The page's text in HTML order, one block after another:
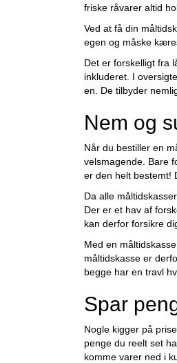
friske råvarer altid
Ved at få din
egen og måske
Det er forskelligt fra
inkluderet. I
en. De tilbyder
Nem og
Når du bestiller en
velsmagende. Bare
er den helt bestemt!
Da alle
Der er et hav af
kan derfor forsikre
Med en
måltidskasse er
begge har en travl
Spar
Nogle kigger på
penge du reelt set
komme varer ned i